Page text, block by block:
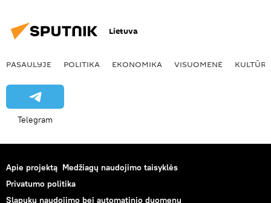
Lietuva
PASAULYJE POLITIKA EKONOMIKA VISUOMENĖ KULTŪRA
Telegram
Apie projektą Medžiagų naudojimo taisyklės
Privatumo politika
Slapukų naudojimo bei automatinio duomenų